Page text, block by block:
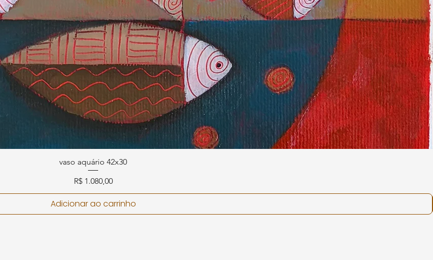
vaso aquário 42x30
Preço
R$ 1.080,00
Adicionar ao carrinho